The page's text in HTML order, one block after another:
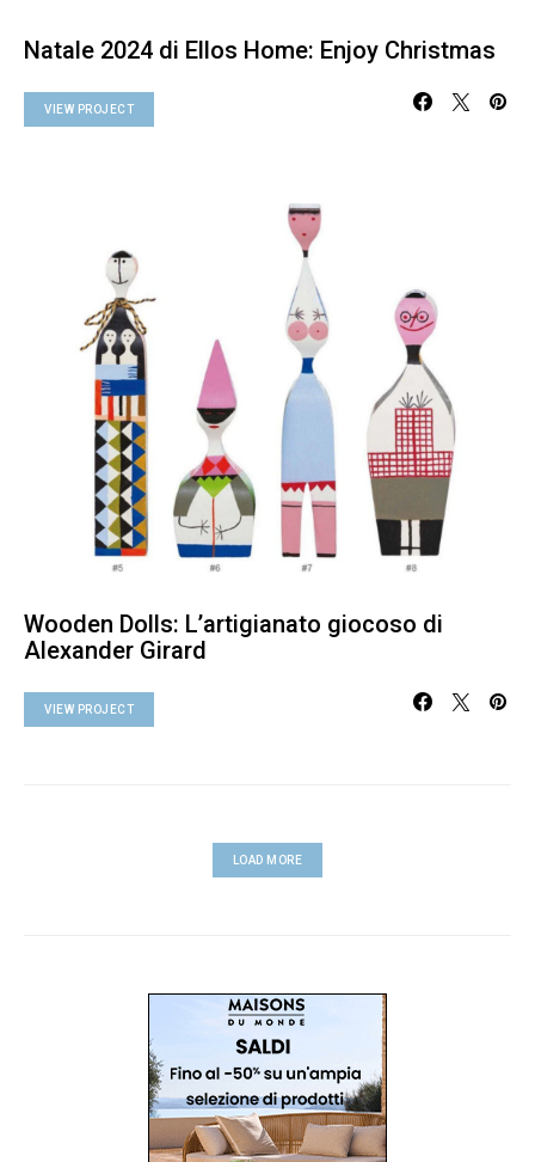
Natale 2024 di Ellos Home: Enjoy Christmas
VIEW PROJECT
Wooden Dolls: L’artigianato giocoso di
Alexander Girard
VIEW PROJECT
LOAD MORE